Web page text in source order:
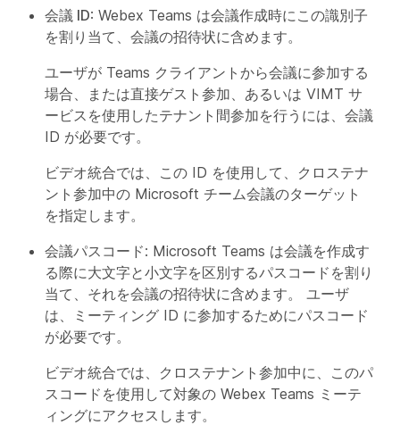
会議 ID: Webex Teams は会議作成時にこの識別子
を割り当て、会議の招待状に含めます。
ユーザが Teams クライアントから会議に参加する
場合、または直接ゲスト参加、あるいは VIMT サ
ービスを使用したテナント間参加を行うには、会議
ID が必要です。
ビデオ統合では、この ID を使用して、クロステナ
ント参加中の Microsoft チーム会議のターゲット
を指定します。
会議パスコード: Microsoft Teams は会議を作成す
る際に大文字と小文字を区別するパスコードを割り
当て、それを会議の招待状に含めます。 ユーザ
は、ミーティング ID に参加するためにパスコード
が必要です。
ビデオ統合では、クロステナント参加中に、このパ
スコードを使用して対象の Webex Teams ミーテ
ィングにアクセスします。